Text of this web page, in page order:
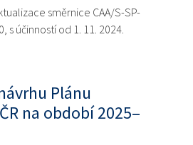
směrnice CAA/S-SP-
s účinností od 1. 11. 2024.
Plánu
na období 2025–